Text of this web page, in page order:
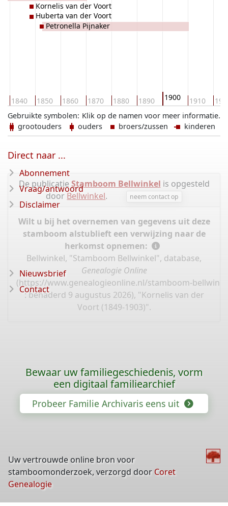
1840 1850 1860 1870 1880 1890 1900 1910
Kornelis van der Voort
Huberta van der Voort
Petronella Pijnaker
Klik op de namen voor meer informatie.
Gebruikte symbolen:
grootouders
ouders broers/zussen kinderen
De publicatie Stamboom Bellwinkel is opgesteld
door Bellwinkel. neem contact op
Wilt u bij het overnemen van gegevens uit deze
stamboom alstublieft een verwijzing naar de
herkomst opnemen:
Bellwinkel, "Stamboom Bellwinkel", database,
Genealogie Online
(https://www.genealogieonline.nl/stamboom-
: benaderd 9 augustus 2026), "Kornelis van der
Voort (1849-1903)".
Direct naar ...
Abonnement
Vraag/antwoord
Disclaimer
Nieuwsbrief
Contact
Bewaar uw familiegeschiedenis, vorm
een digitaal familiearchief
Probeer Familie Archivaris eens uit
Uw vertrouwde online bron voor
stamboomonderzoek, verzorgd door Coret
Genealogie